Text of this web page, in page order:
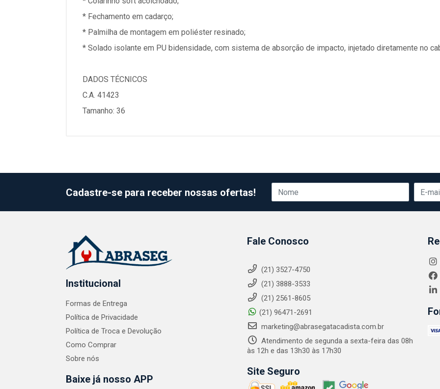
* Fechamento em cadarço;
* Palmilha de montagem em poliéster resinado;
* Solado isolante em PU bidensidade, com sistema de absorção de impacto, injetado diretamente no
DADOS TÉCNICOS
C.A. 41423
Tamanho: 36
Cadastre-se para receber nossas ofertas!
Institucional
Formas de Entrega
Política de Privacidade
Política de Troca e Devolução
Como Comprar
Sobre nós
Baixe já nosso APP
Fale Conosco
(21) 3527-4750
(21) 3888-3533
(21) 2561-8605
(21) 96471-2691
marketing@abrasegatacadista.com.br
Atendimento de segunda a sexta-feira das 08h
às 12h e das 13h30 às 17h30
Site Seguro